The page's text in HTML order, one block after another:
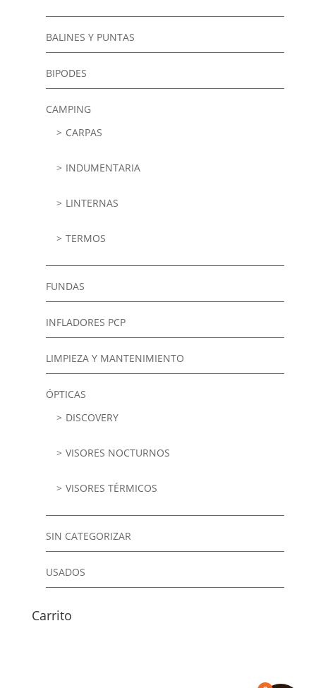
BALINES Y PUNTAS
BIPODES
CAMPING
CARPAS
INDUMENTARIA
LINTERNAS
TERMOS
FUNDAS
INFLADORES PCP
LIMPIEZA Y MANTENIMIENTO
ÓPTICAS
DISCOVERY
VISORES NOCTURNOS
VISORES TÉRMICOS
SIN CATEGORIZAR
USADOS
Carrito